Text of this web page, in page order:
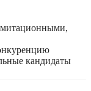
кандидаты